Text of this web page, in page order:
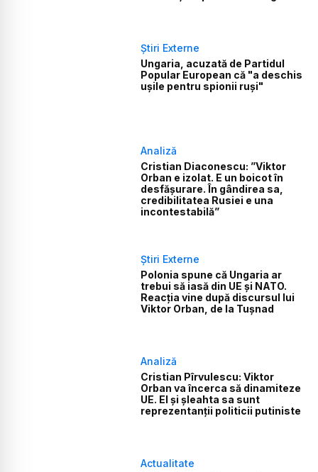
Știri Externe
Ungaria, acuzată de Partidul
Popular European că "a deschis
ușile pentru spionii ruși"
Analiză
Cristian Diaconescu: ”Viktor
Orban e izolat. E un boicot în
desfășurare. În gândirea sa,
credibilitatea Rusiei e una
incontestabilă”
Știri Externe
Polonia spune că Ungaria ar
trebui să iasă din UE și NATO.
Reacția vine după discursul lui
Viktor Orban, de la Tușnad
Analiză
Cristian Pîrvulescu: Viktor
Orban va încerca să dinamiteze
UE. El și șleahta sa sunt
reprezentanții politicii putiniste
Actualitate